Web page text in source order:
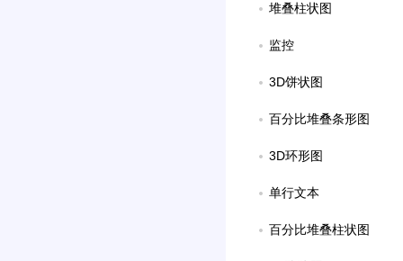
堆叠柱状图
监控
3D饼状图
百分比堆叠条形图
3D环形图
单行文本
百分比堆叠柱状图